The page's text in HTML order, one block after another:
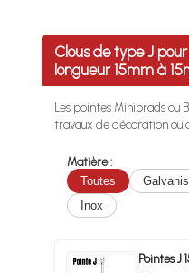
Clous de type J
longueur 15mm à
Les pointes Minibrads ou
travaux de décoration ou
Matière :
Toutes
Inox
Pointes J